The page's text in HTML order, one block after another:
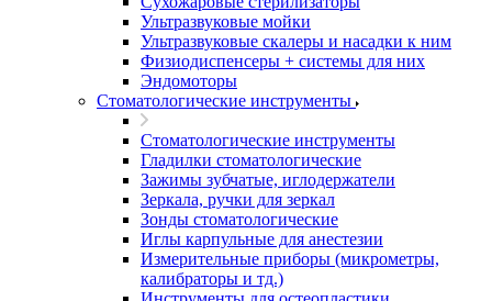
Ультразвуковые мойки
Ультразвуковые скалеры и насадки к ним
Физиодиспенсеры + системы для них
Эндомоторы
Стоматологические инструменты
Стоматологические инструменты
Гладилки стоматологические
Зажимы зубчатые, иглодержатели
Зеркала, ручки для зеркал
Зонды стоматологические
Иглы карпульные для анестезии
Измерительные приборы (микрометры,
калибраторы и тд.)